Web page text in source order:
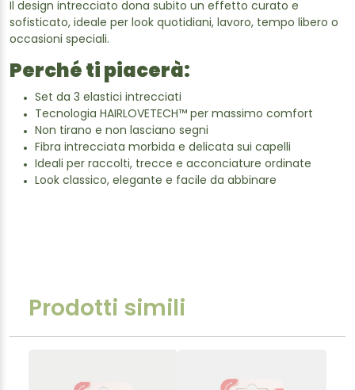
Il design intrecciato dona subito un effetto curato e
sofisticato, ideale per look quotidiani, lavoro, tempo libero o
occasioni speciali.
Perché ti piacerà:
Set da 3 elastici intrecciati
Tecnologia HAIRLOVETECH™ per massimo comfort
Non tirano e non lasciano segni
Fibra intrecciata morbida e delicata sui capelli
Ideali per raccolti, trecce e acconciature ordinate
Look classico, elegante e facile da abbinare
Prodotti simili